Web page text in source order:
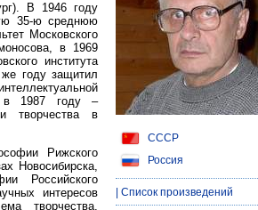
СССР
Россия
| Список произведений
В 1946 году
35-ю среднюю
Московского
в 1969
института
году защитил
в 1987 году –
творчества в
Рижского
Новосибирска,
Российского
интересов
творчества,